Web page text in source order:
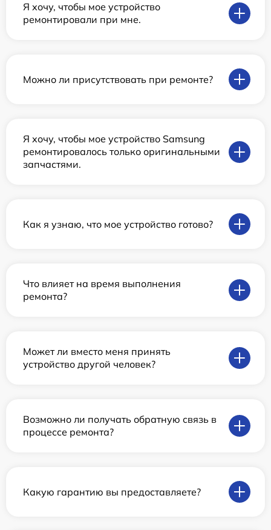
Я хочу, чтобы мое устройство
ремонтировали при мне.
Можно ли присутствовать при ремонте?
Я хочу, чтобы мое устройство Samsung
ремонтировалось только оригинальными
запчастями.
Как я узнаю, что мое устройство готово?
Что влияет на время выполнения
ремонта?
Может ли вместо меня принять
устройство другой человек?
Возможно ли получать обратную связь в
процессе ремонта?
Какую гарантию вы предоставляете?